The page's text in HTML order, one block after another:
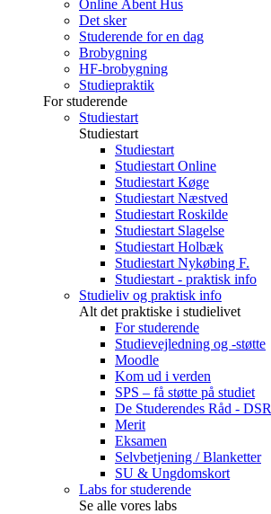
Online Åbent Hus
Det sker
Studerende for en dag
Brobygning
HF-brobygning
Studiepraktik
For studerende
Studiestart
Studiestart
Studiestart
Studiestart Online
Studiestart Køge
Studiestart Næstved
Studiestart Roskilde
Studiestart Slagelse
Studiestart Holbæk
Studiestart Nykøbing F.
Studiestart - praktisk info
Studieliv og praktisk info
Alt det praktiske i studielivet
For studerende
Studievejledning og -støtte
Moodle
Kom ud i verden
SPS – få støtte på studiet
De Studerendes Råd - DSR
Merit
Eksamen
Selvbetjening / Blanketter
SU & Ungdomskort
Labs for studerende
Se alle vores labs